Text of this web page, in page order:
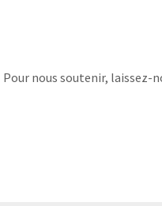
Pour nous soutenir, laissez-